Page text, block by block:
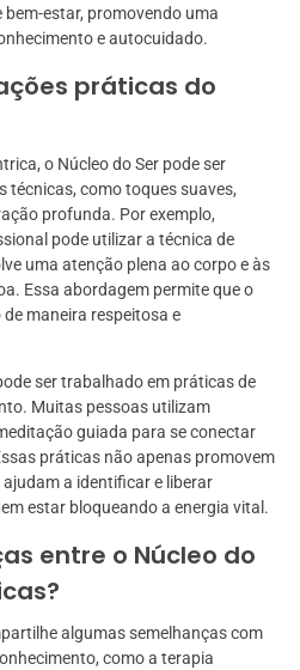
estar, promovendo uma
e autocuidado.
práticas do
o Núcleo do Ser pode ser
técnicas, como toques suaves,
profunda. Por exemplo,
pode utilizar a técnica de
uma atenção plena ao corpo e às
Essa abordagem permite que o
maneira respeitosa e
ser trabalhado em práticas de
Muitas pessoas utilizam
guiada para se conectar
práticas não apenas promovem
a identificar e liberar
estar bloqueando a energia vital.
entre o Núcleo do
algumas semelhanças com
como a terapia